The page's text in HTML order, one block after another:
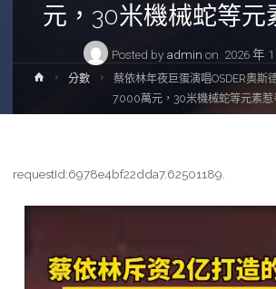
元，30米機械蛇等元
Posted by admin on 2026 年
Home分數
蔡依林年夜巨蛋演唱OSDER奧斯
7000萬元，30米機械蛇等元素惹
requestId:6978e4bf22dda7.62501189.